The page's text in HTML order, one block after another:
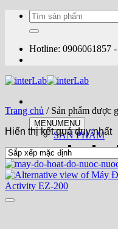
dung
Tìm
kiếm:
Hotline: 0906061857
MENUMENU
SẢN PHẨM
Trang chủ /Sản phẩm được
Hiển thị kết quả duy nhất